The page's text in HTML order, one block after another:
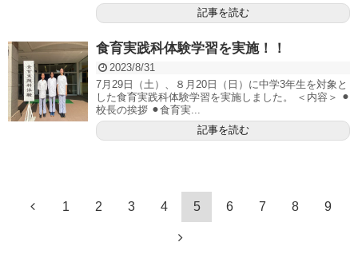
記事を読む
食育実践科体験学習を実施！！
2023/8/31
7月29日（土）、８月20日（日）に中学3年生を対象と
した食育実践科体験学習を実施しました。 ＜内容＞ ⚫︎
校長の挨拶 ⚫︎食育実...
記事を読む
1 2 3 4 5 6 7 8 9